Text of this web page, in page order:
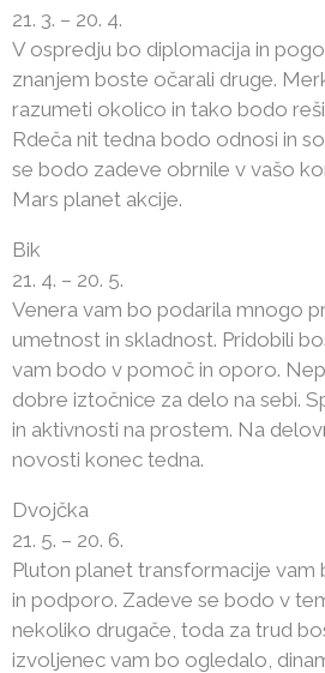
21. 3. – 20. 4.
V ospredju bo diplomacija in
znanjem boste očarali druge.
razumeti okolico in tako bodo
Rdeča nit tedna bodo odnosi in
se bodo zadeve obrnile v vašo
Mars planet akcije.
Bik
21. 4. – 20. 5.
Venera vam bo podarila mnogo
umetnost in skladnost. Pridobili
vam bodo v pomoč in oporo.
dobre iztočnice za delo na sebi.
in aktivnosti na prostem. Na
novosti konec tedna.
Dvojčka
21. 5. – 20. 6.
Pluton planet transformacije
in podporo. Zadeve se bodo v
nekoliko drugače, toda za trud
izvoljenec vam bo ogledalo,